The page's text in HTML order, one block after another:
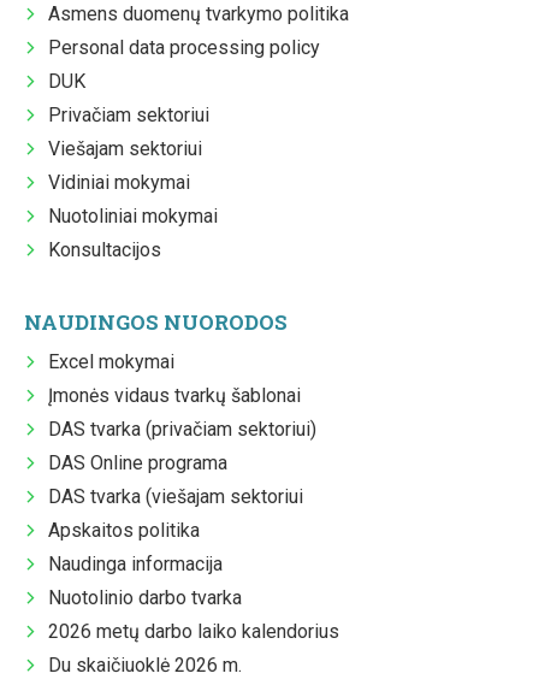
Asmens duomenų tvarkymo politika
Personal data processing policy
DUK
Privačiam sektoriui
Viešajam sektoriui
Vidiniai mokymai
Nuotoliniai mokymai
Konsultacijos
NAUDINGOS NUORODOS
Excel mokymai
Įmonės vidaus tvarkų šablonai
DAS tvarka (privačiam sektoriui)
DAS Online programa
DAS tvarka (viešajam sektoriui
Apskaitos politika
Naudinga informacija
Nuotolinio darbo tvarka
2026 metų darbo laiko kalendorius
Du skaičiuoklė 2026 m.